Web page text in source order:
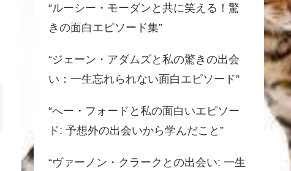
“ルーシー・モーダンと共に笑える！驚
きの面白エピソード集”
“ジェーン・アダムズと私の驚きの出会
い：一生忘れられない面白エピソード”
“へー・フォードと私の面白いエピソー
ド: 予想外の出会いから学んだこと”
“ヴァーノン・クラークとの出会い: 一生